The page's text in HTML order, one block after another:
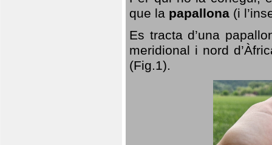
que la papallona (i
Es tracta d’una
meridional i nord
(Fig.1).